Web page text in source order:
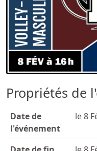
Propriétés de
Date de
l'événement
le 8